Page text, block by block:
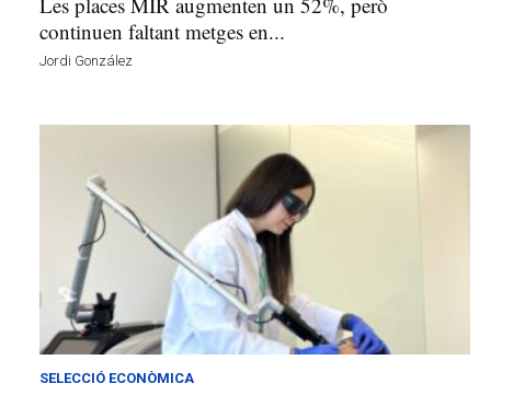
continuen faltant metges en...
Jordi González
SELECCIÓ ECONÒMICA